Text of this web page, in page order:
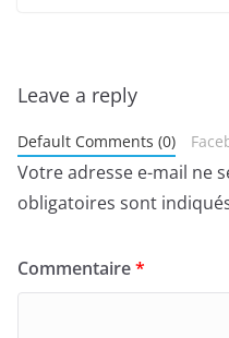
Leave a reply
Default Comments (0)
Votre adresse e-mail ne
obligatoires sont
Commentaire*